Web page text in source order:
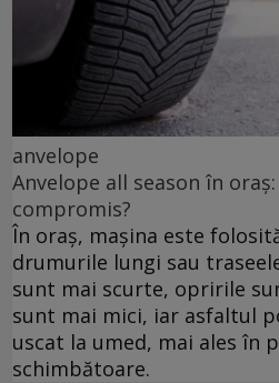
anvelope
Anvelope all season în
compromis?
În oraș, mașina este
drumurile lungi sau
sunt mai scurte, opririle
sunt mai mici, iar asfaltul
uscat la umed, mai ales în
schimbătoare.